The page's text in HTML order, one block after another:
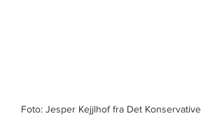
Foto: Jesper Kejjlhof fra Det Konservative